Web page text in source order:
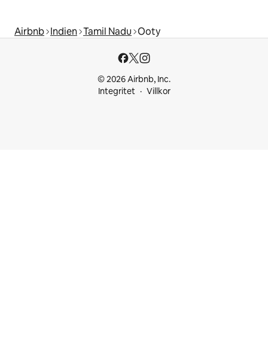
Airbnb Indien Tamil Nadu Ooty
© 2026 Airbnb, Inc.
Integritet
Villkor